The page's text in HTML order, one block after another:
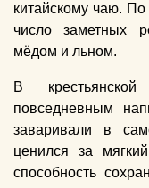
китайскому чаю.
число заметных
мёдом и льном.
В
повседневным
заваривали в
ценился за
способность